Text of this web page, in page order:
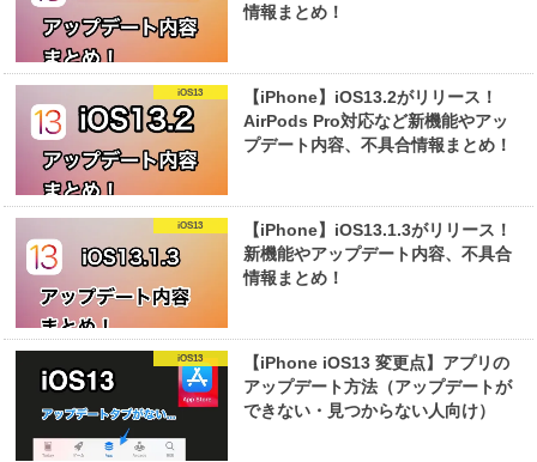
情報まとめ！
iOS13
【iPhone】iOS13.2がリリース！
AirPods Pro対応など新機能やアッ
プデート内容、不具合情報まとめ！
iOS13
【iPhone】iOS13.1.3がリリース！
新機能やアップデート内容、不具合
情報まとめ！
iOS13
【iPhone iOS13 変更点】アプリの
アップデート方法（アップデートが
できない・見つからない人向け）